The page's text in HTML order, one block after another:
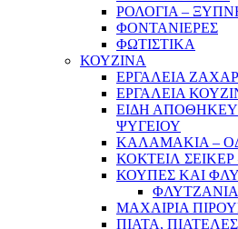
ΡΟΛΟΓΙΑ –
ΦΟΝΤΑΝΙΕΡΕΣ
ΦΩΤΙΣΤΙΚΑ
ΚΟΥΖΙΝΑ
ΕΡΓΑΛΕΙΑ
ΕΡΓΑΛΕΙΑ
ΕΙΔΗ
ΨΥΓΕΙΟΥ
ΚΑΛΑΜΑΚΙΑ –
ΚΟΚΤΕΙΛ ΣΕΙΚΕΡ
ΚΟΥΠΕΣ ΚΑΙ
ΜΑΧΑΙΡΙΑ
ΠΙΑΤΑ,